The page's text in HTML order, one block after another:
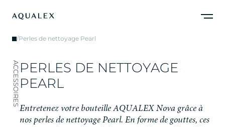
/Perles de nettoyage Pearl
ACCESSOIRESPERLES DE NETTOYAGE
PEARL
Entretenez votre bouteille AQUALEX Nova grâce à
nos perles de nettoyage Pearl. En forme de gouttes, ces